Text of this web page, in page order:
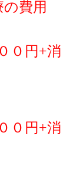
費用
０円+消
０円+消